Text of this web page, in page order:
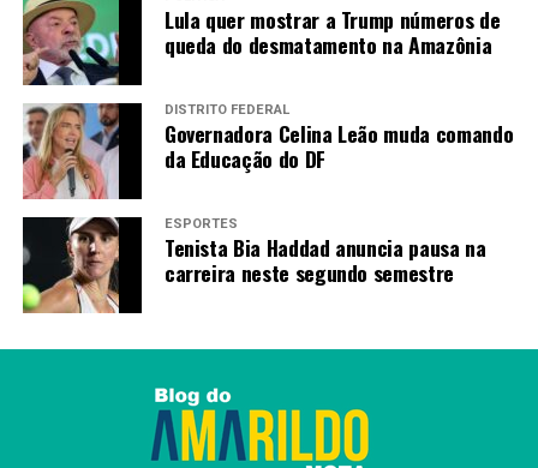
Lula quer mostrar a Trump números de
queda do desmatamento na Amazônia
DISTRITO FEDERAL
Governadora Celina Leão muda comando
da Educação do DF
ESPORTES
Tenista Bia Haddad anuncia pausa na
carreira neste segundo semestre